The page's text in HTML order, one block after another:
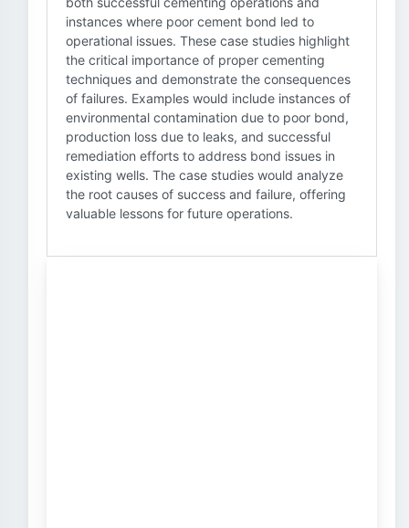
instances where poor cement bond led to
operational issues. These case studies highlight
the critical importance of proper cementing
techniques and demonstrate the consequences
of failures. Examples would include instances of
environmental contamination due to poor bond,
production loss due to leaks, and successful
remediation efforts to address bond issues in
existing wells. The case studies would analyze
the root causes of success and failure, offering
valuable lessons for future operations.